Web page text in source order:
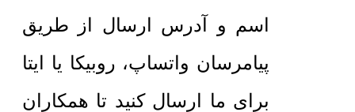
اسم و آدرس ارسال از طریق
پیامرسان واتساپ، روبیکا یا ایتا
برای ما ارسال کنید تا همکاران